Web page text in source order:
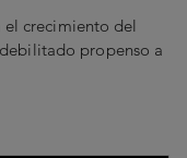
crecimiento del
propenso a